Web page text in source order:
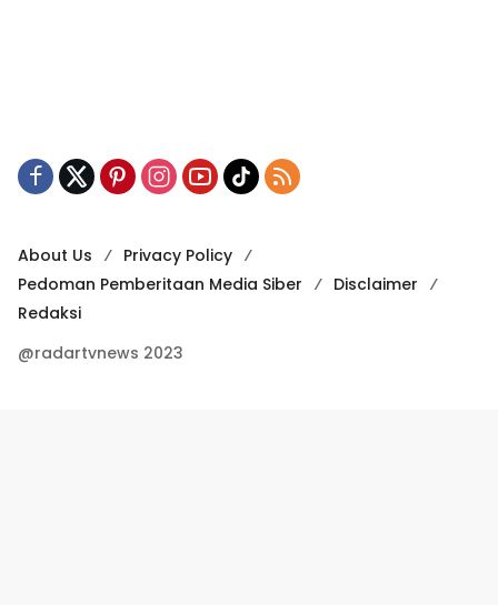
About Us
Privacy Policy
Pedoman Pemberitaan Media Siber
Disclaimer
Redaksi
@radartvnews 2023